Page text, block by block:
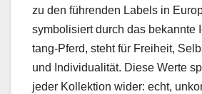
zu den führen­den Labels in
sym­bol­isiert durch das bekan­nte
tang-Pferd, ste­ht für Frei­heit,
und Indi­vid­u­al­ität. Diese Werte
jed­er Kollek­tion wider: echt,